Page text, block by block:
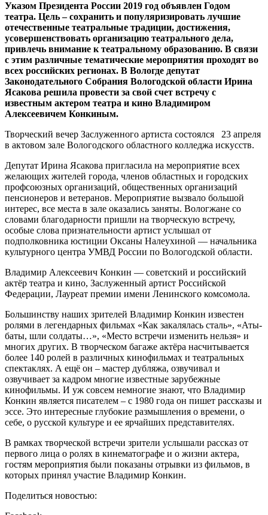
Указом Президента России 2019 год объявлен Годом
театра. Цель – сохранить и популяризировать лучшие
отечественные театральные традиции, достижения,
усовершенствовать организацию театрального дела,
привлечь внимание к театральному образованию. В связи
с этим различные тематические мероприятия проходят во
всех российских регионах. В Вологде депутат
Законодательного Собрания Вологодской области Ирина
Ясакова решила провести за свой счет встречу с
известным актером театра и кино Владимиром
Алексеевичем Конкиным.
Творческий вечер Заслуженного артиста состоялся 23 апреля
в актовом зале Вологодского областного колледжа искусств.
Депутат Ирина Ясакова пригласила на мероприятие всех
желающих жителей города, членов областных и городских
профсоюзных организаций, общественных организаций
пенсионеров и ветеранов. Мероприятие вызвало большой
интерес, все места в зале оказались заняты. Вологжане со
словами благодарности пришли на творческую встречу,
особые слова признательности артист услышал от
подполковника юстиции Оксаны Налеухиной — начальника
культурного центра УМВД России по Вологодской области.
Владимир Алексеевич Конкин — советский и российский
актёр театра и кино, Заслуженный артист Российской
Федерации, Лауреат премии имени Ленинского комсомола.
Большинству наших зрителей Владимир Конкин известен
ролями в легендарных фильмах «Как закалялась сталь», «Аты-
баты, шли солдаты…», «Место встречи изменить нельзя» и
многих других. В творческом багаже актёра насчитывается
более 140 ролей в различных кинофильмах и театральных
спектаклях. А ещё он – мастер дубляжа, озвучивал и
озвучивает за кадром многие известные зарубежные
кинофильмы. И уж совсем немногие знают, что Владимир
Конкин является писателем – с 1980 года он пишет рассказы и
эссе. Это интересные глубокие размышления о времени, о
себе, о русской культуре и ее ярчайших представителях.
В рамках творческой встречи зрители услышали рассказ от
первого лица о ролях в кинематографе и о жизни актера,
гостям мероприятия были показаны отрывки из фильмов, в
которых принял участие Владимир Конкин.
Поделиться новостью: